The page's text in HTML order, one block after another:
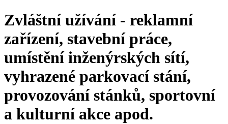
Zvláštní užívání - reklamní
zařízení, stavební práce,
umístění inženýrských sítí,
vyhrazené parkovací stání,
provozování stánků, sportovní
a kulturní akce apod.